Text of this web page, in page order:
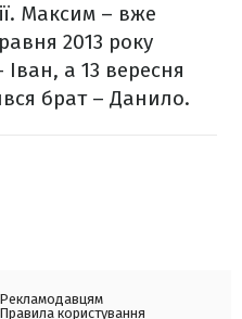
Максим – вже
2013 року
а 13 вересня
брат – Данило.
Рекламодавцям
Правила користування